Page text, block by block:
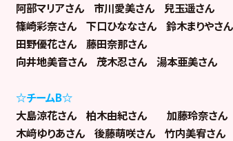
阿部マリアさん 市川愛美さん 兒玉遥さん
篠崎彩奈さん 下口ひななさん 鈴木まりやさん
田野優花さん 藤田奈那さん
向井地美音さん 茂木忍さん 湯本亜美さん
☆チームB☆
大島涼花さん 柏木由紀さん 加藤玲奈さん
木﨑ゆりあさん 後藤萌咲さん 竹内美宥さん